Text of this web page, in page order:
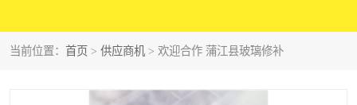
当前位置： 首页 > 供应商机 > 欢迎合作 蒲江县玻璃修补